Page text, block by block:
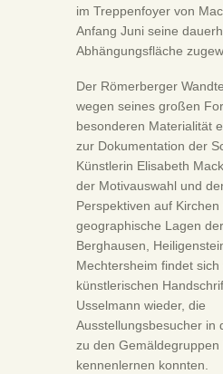
im Treppenfoyer von
Anfang Juni seine
Abhängungsfläche
Der Römerberger
wegen seines großen
besonderen Materialität
zur Dokumentation der
Künstlerin Elisabeth
der Motivauswahl und
Perspektiven auf
geographische Lagen
Berghausen,
Mechtersheim findet
künstlerischen
Usselmann wieder, die
Ausstellungsbesucher in
zu den Gemäldegruppen
kennenlernen konnten.